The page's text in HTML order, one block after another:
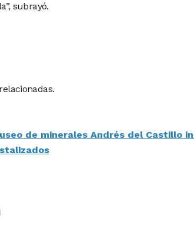
subrayó.
de minerales Andrés del Castillo